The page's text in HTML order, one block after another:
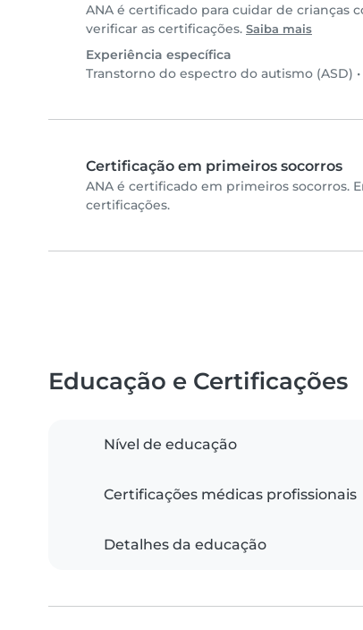
ANA é certificado para cuidar de crianças
verificar as certificações. Saiba mais
Experiência específica
Transtorno do espectro do autismo (ASD) •
Certificação em primeiros socorros
ANA é certificado em primeiros socorros.
certificações.
Educação e Certificações
Nível de educação
Certificações médicas profissionais
Detalhes da educação